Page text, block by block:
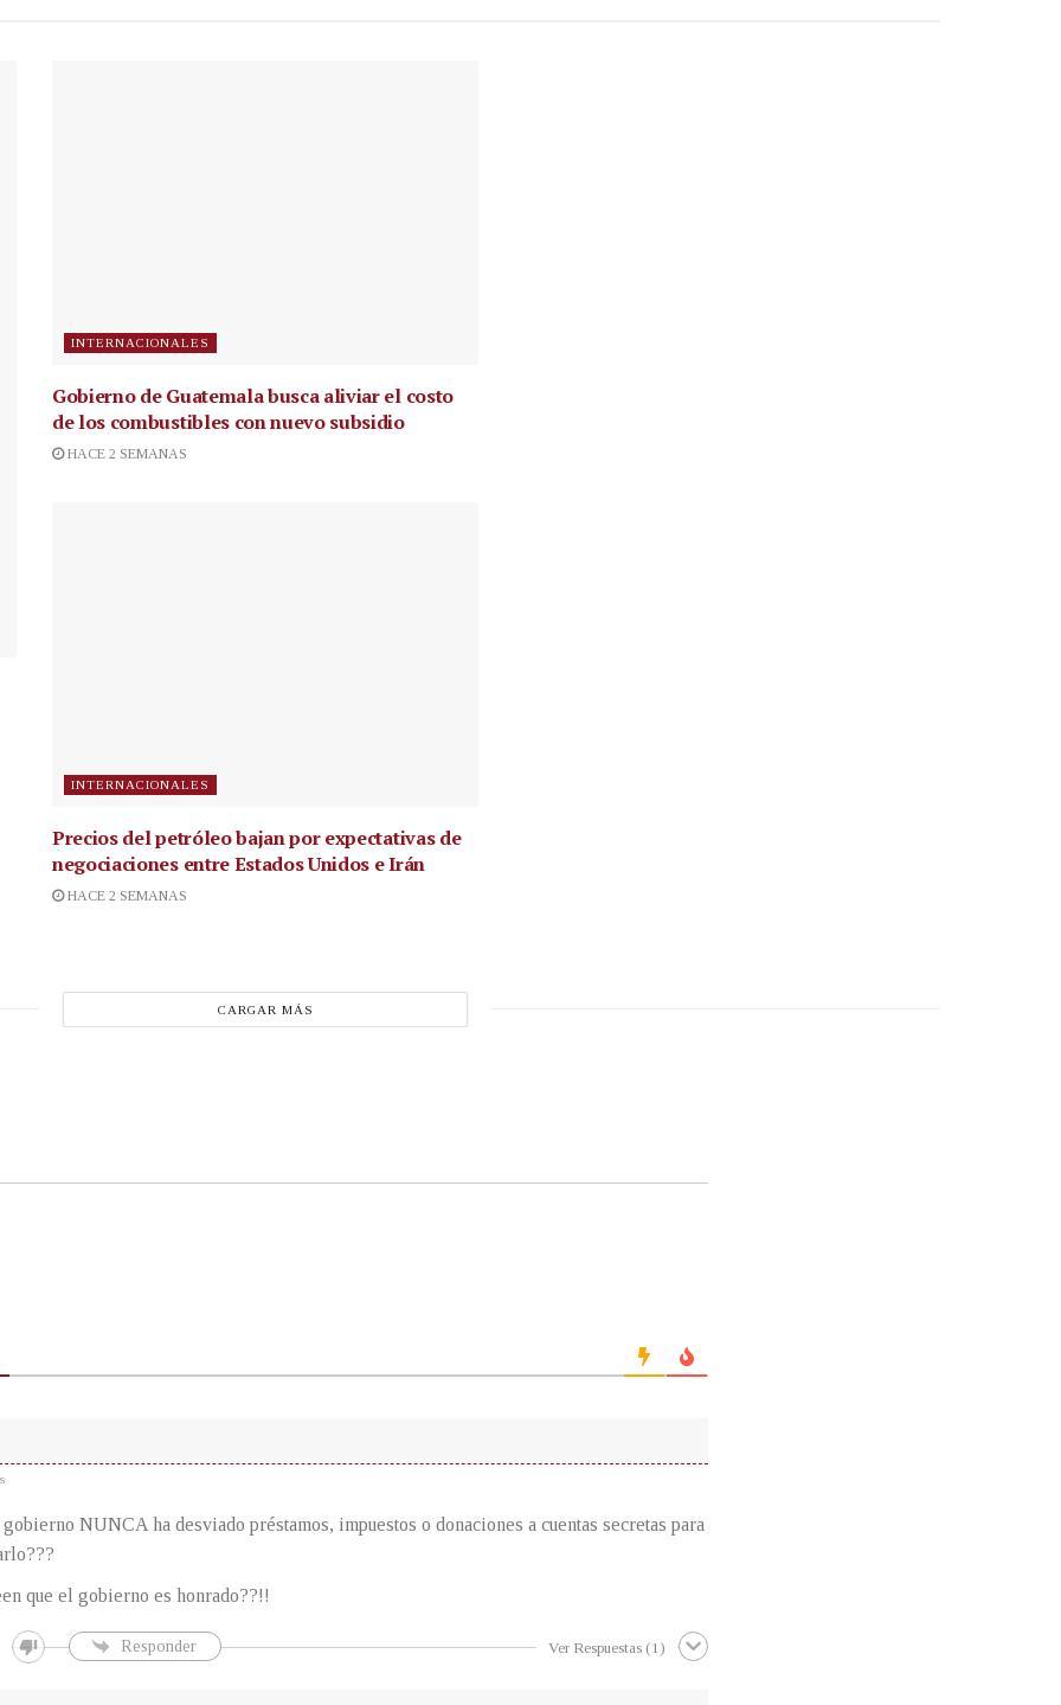
INTERNACIONALES
Gobierno de Guatemala busca aliviar el costo
de los combustibles con nuevo subsidio
HACE 2 SEMANAS
INTERNACIONALES
Precios del petróleo bajan por expectativas de
negociaciones entre Estados Unidos e Irán
HACE 2 SEMANAS
CARGAR MÁS
NUNCA ha desviado préstamos, impuestos o donaciones a cuentas secretas para
que el gobierno es honrado??!!
Responder Ver Respuestas (1)